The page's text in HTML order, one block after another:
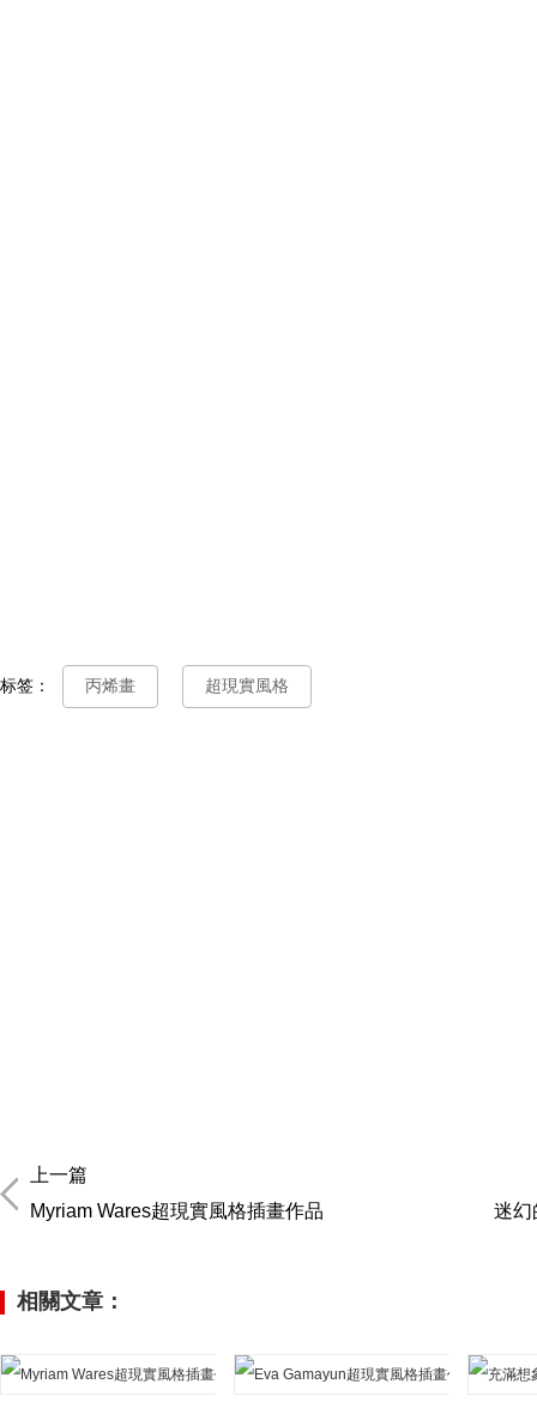
标签： 丙烯畫 超現實風格
上一篇
Myriam Wares超現實風格插畫作品
迷幻
相關文章：